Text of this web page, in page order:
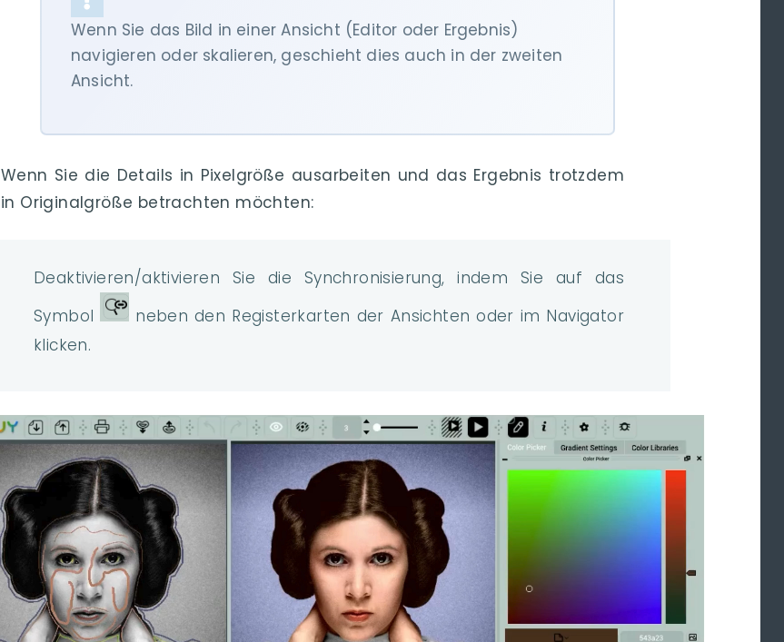
Wenn Sie das Bild in einer Ansicht (Editor oder Ergebnis)
navigieren oder skalieren, geschieht dies auch in der zweiten
Ansicht.
Wenn Sie die Details in Pixelgröße ausarbeiten und das Ergebnis trotzdem
in Originalgröße betrachten möchten:
Deaktivieren/aktivieren Sie die Synchronisierung, indem Sie auf das
Symbol
neben den Registerkarten der Ansichten oder im Navigator
klicken.